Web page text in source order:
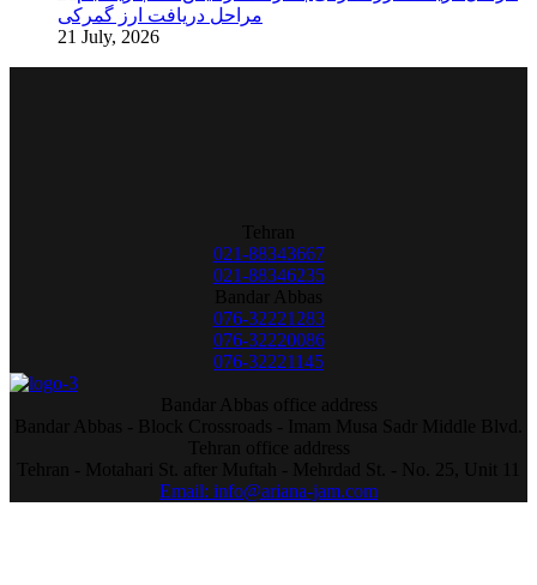
مراحل دریافت ارز گمرکی
21 July, 2026
021-88343667
021-88346235
076-32221283
076-32220086
076-32221145
Email: info@ariana-jam.com